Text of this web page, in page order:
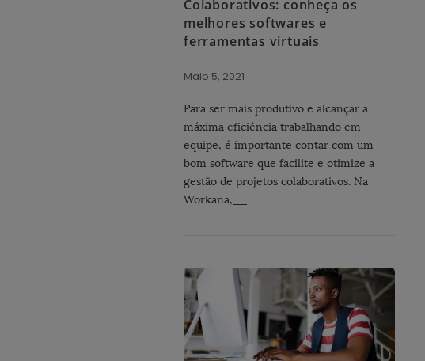
Colaborativos: conheça os
melhores softwares e
ferramentas virtuais
Maio 5, 2021
Para ser mais produtivo e alcançar a
máxima eficiência trabalhando em
equipe, é importante contar com um
bom software que facilite e otimize a
gestão de projetos colaborativos. Na
Workana, …